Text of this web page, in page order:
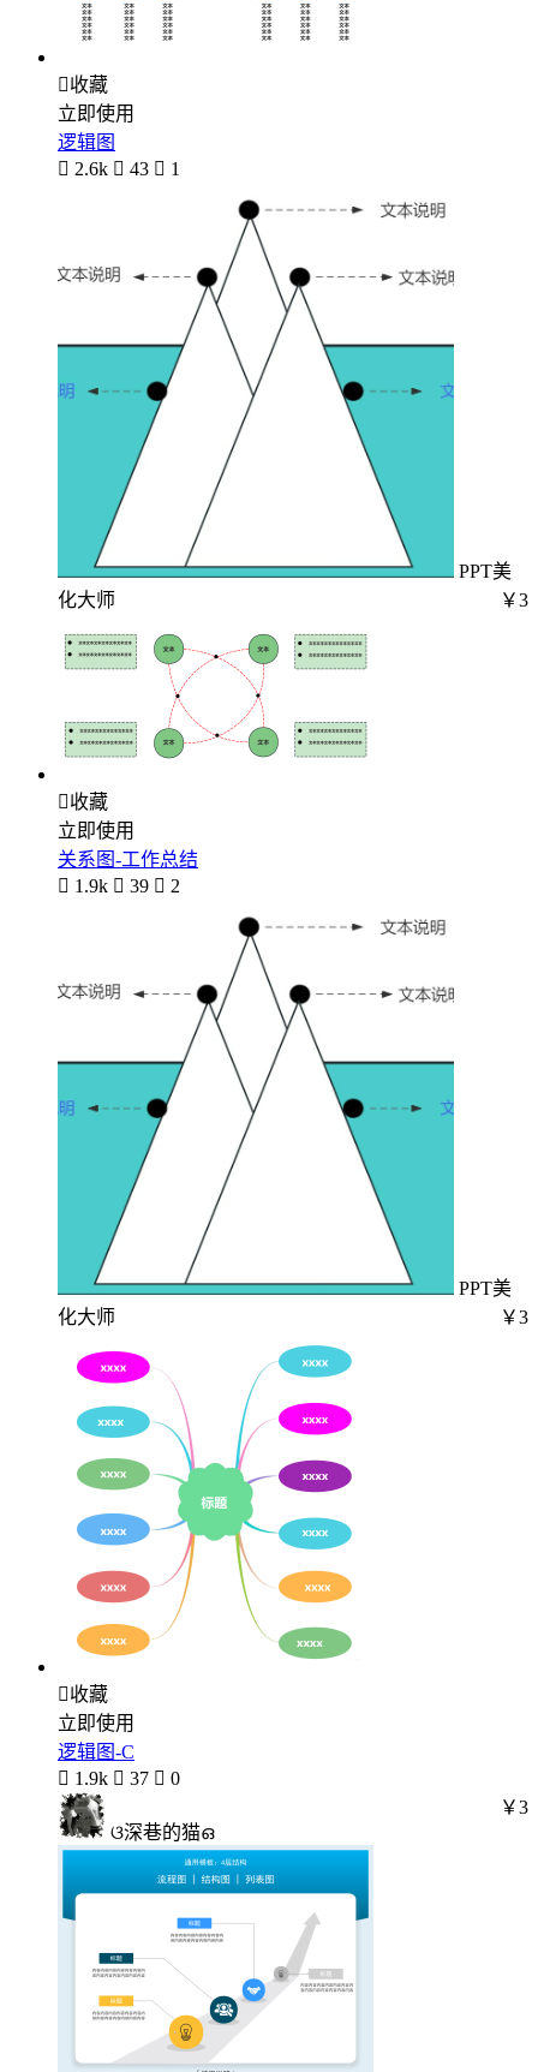
收藏
立即使用
逻辑图
 2.6k  43  1
PPT美
化大师
￥3
收藏
立即使用
关系图-工作总结
 1.9k  39  2
PPT美
化大师
￥3
收藏
立即使用
逻辑图-C
 1.9k  37  0
ଓ深巷的猫ഒ
￥3